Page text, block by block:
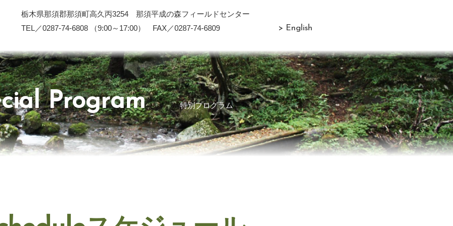
栃木県那須郡那須町高久丙3254 那須平成の森フィールドセンター
TEL／0287-74-6808 （9:00～17:00） FAX／0287-74-6809
> English
Program 特別プログラム